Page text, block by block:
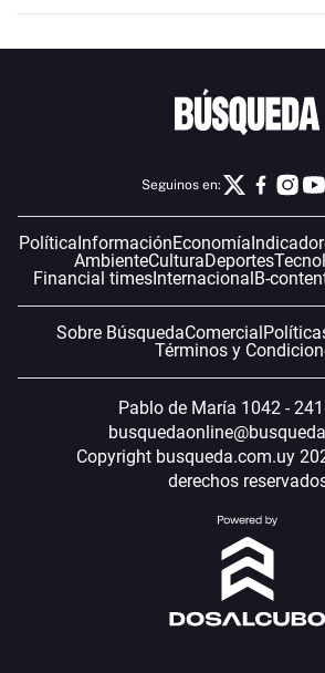
Seguinos en:
PolíticaInformaciónEconomía
AmbienteCulturaDeportes
Financial timesInternacionalB-
Sobre BúsquedaComercial
Términos y
Pablo de María 1042 -
Copyright busqueda.com.uy
derechos